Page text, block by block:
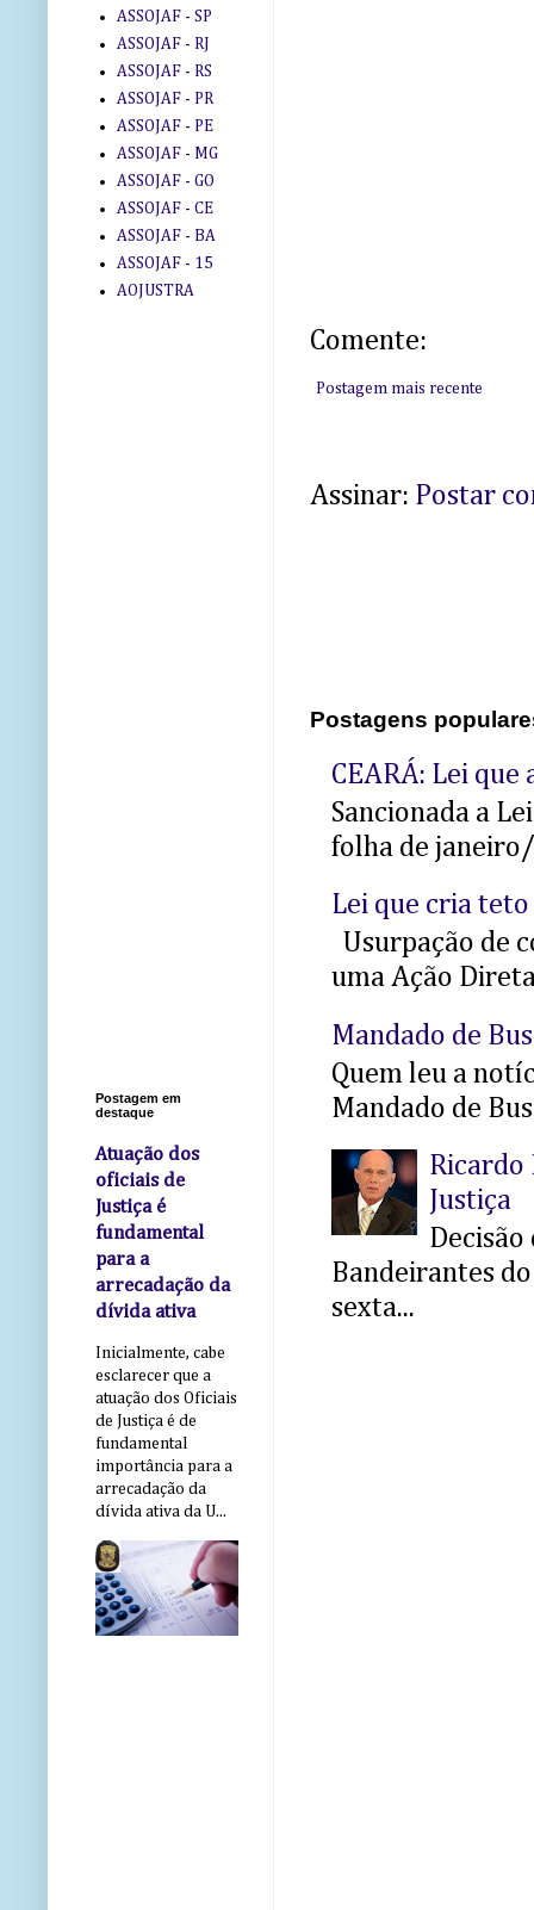
Comente:
Postagem mais recente
Assinar: Postar
Postagens
CEARÁ: Lei
Sancionada a
folha de
Lei que cria
Usurpação de
uma Ação
Mandado de
Quem leu a
Mandado de
Ricardo
Justiça
Decisão
Bandeirantes
sexta...
ASSOJAF - SP
ASSOJAF - RJ
ASSOJAF - RS
ASSOJAF - PR
ASSOJAF - PE
ASSOJAF - MG
ASSOJAF - GO
ASSOJAF - CE
ASSOJAF - BA
ASSOJAF - 15
AOJUSTRA
Postagem em
destaque
Atuação dos
oficiais de
Justiça é
fundamental
para a
arrecadação da
dívida ativa
Inicialmente, cabe
esclarecer que a
atuação dos Oficiais
de Justiça é de
fundamental
importância para a
arrecadação da
dívida ativa da U...